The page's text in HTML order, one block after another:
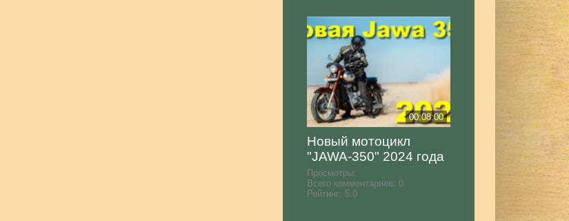
00:08:00
Новый мотоцикл
"JAWA-350" 2024 года
Просмотры:
Всего комментариев: 0
Рейтинг: 5.0